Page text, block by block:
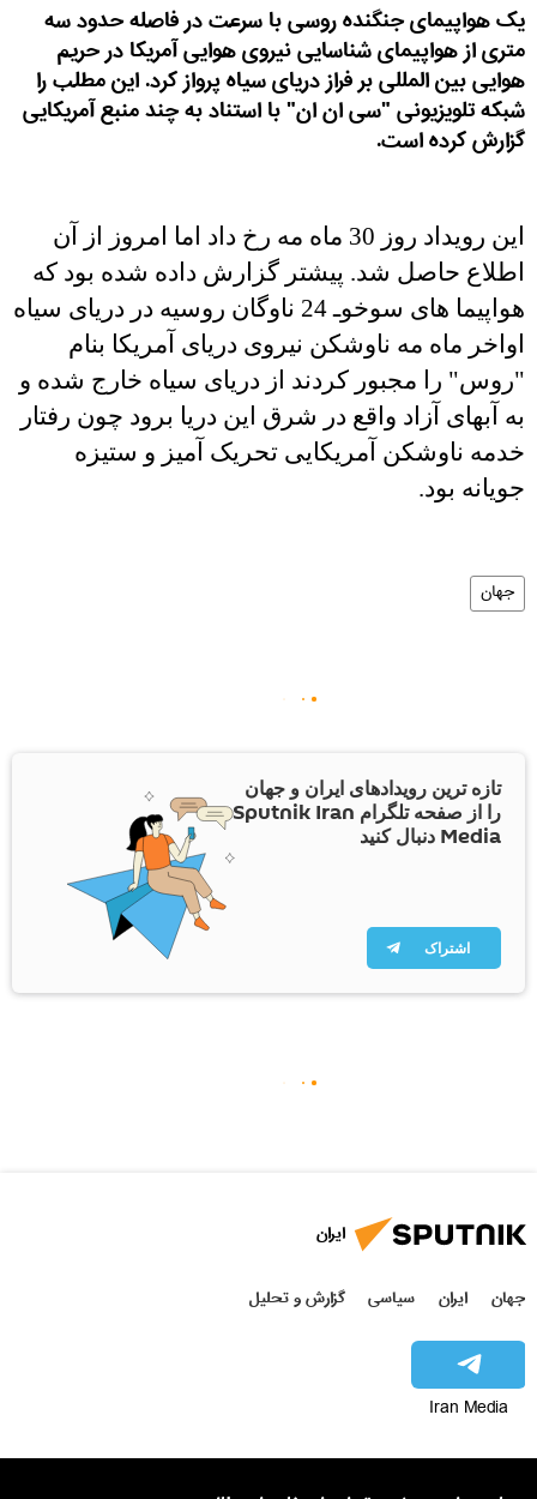
یک هواپیمای جنگنده روسی با سرعت در فاصله حدود سه
متری از هواپیمای شناسایی نیروی هوایی آمریکا در حریم
هوایی بین المللی بر فراز دریای سیاه پرواز کرد. این مطلب را
شبکه تلویزیونی "سی ان ان" با استناد به چند منبع آمریکایی
گزارش کرده است.
این رویداد روز 30 ماه مه رخ داد اما امروز از آن
اطلاع حاصل شد. پیشتر گزارش داده شده بود که
هواپیما های سوخوـ 24 ناوگان روسیه در دریای سیاه
اواخر ماه مه ناوشکن نیروی دریای آمریکا بنام
"روس" را مجبور کردند از دریای سیاه خارج شده و
به آبهای آزاد واقع در شرق این دریا برود چون رفتار
خدمه ناوشکن آمریکایی تحریک آمیز و ستیزه
جویانه بود.
جهان
تازه ترین رویدادهای ایران و جهان
را از صفحه تلگرام Sputnik Iran
Media دنبال کنید
اشتراک
ایران
جهان ایران سیاسی گزارش و تحلیل
Iran Media